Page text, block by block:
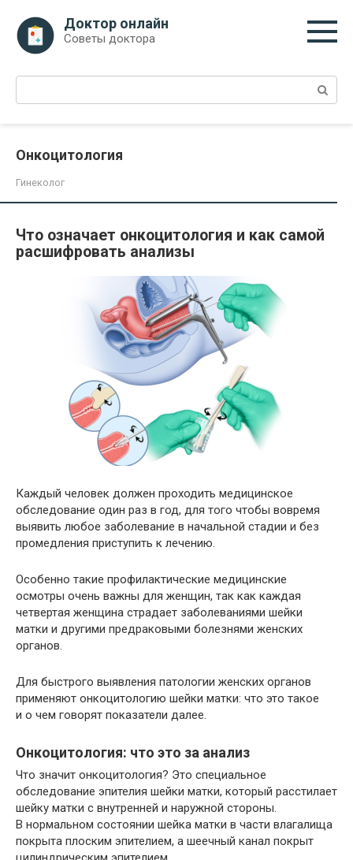
контенту
Доктор онлайн
Советы доктора
Поиск:
Онкоцитология
Гинеколог
Что означает онкоцитология и как самой
расшифровать анализы
Каждый человек должен проходить медицинское
обследование один раз в год, для того чтобы вовремя
выявить любое заболевание в начальной стадии и без
промедления приступить к лечению.
Особенно такие профилактические медицинские
осмотры очень важны для женщин, так как каждая
четвертая женщина страдает заболеваниями шейки
матки и другими предраковыми болезнями женских
органов.
Для быстрого выявления патологии женских органов
применяют онкоцитологию шейки матки: что это такое
и о чем говорят показатели далее.
Онкоцитология: что это за анализ
Что значит онкоцитология? Это специальное
обследование эпителия шейки матки, который расстилает
шейку матки с внутренней и наружной стороны.
В нормальном состоянии шейка матки в части влагалища
покрыта плоским эпителием, а шеечный канал покрыт